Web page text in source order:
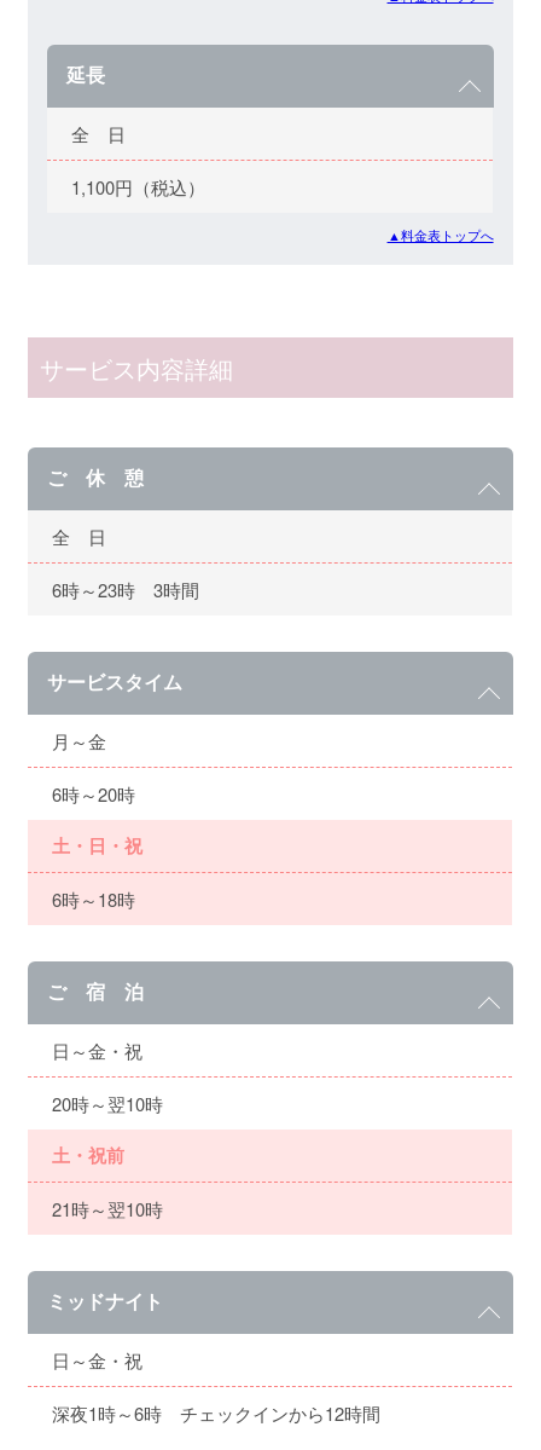
延長
全 日
1,100円（税込）
▲料金表トップへ
サービス内容詳細
ご 休 憩
全 日
6時～23時 3時間
サービスタイム
月～金
6時～20時
土・日・祝
6時～18時
ご 宿 泊
日～金・祝
20時～翌10時
土・祝前
21時～翌10時
ミッドナイト
日～金・祝
深夜1時～6時 チェックインから12時間